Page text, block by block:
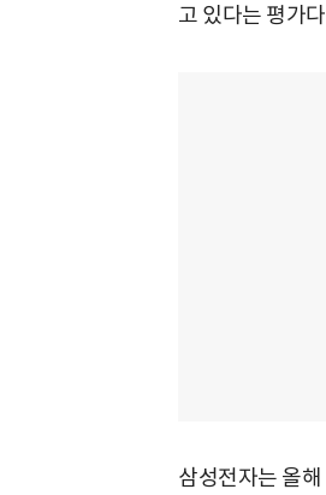
고 있다는 평가
삼성전자는 올